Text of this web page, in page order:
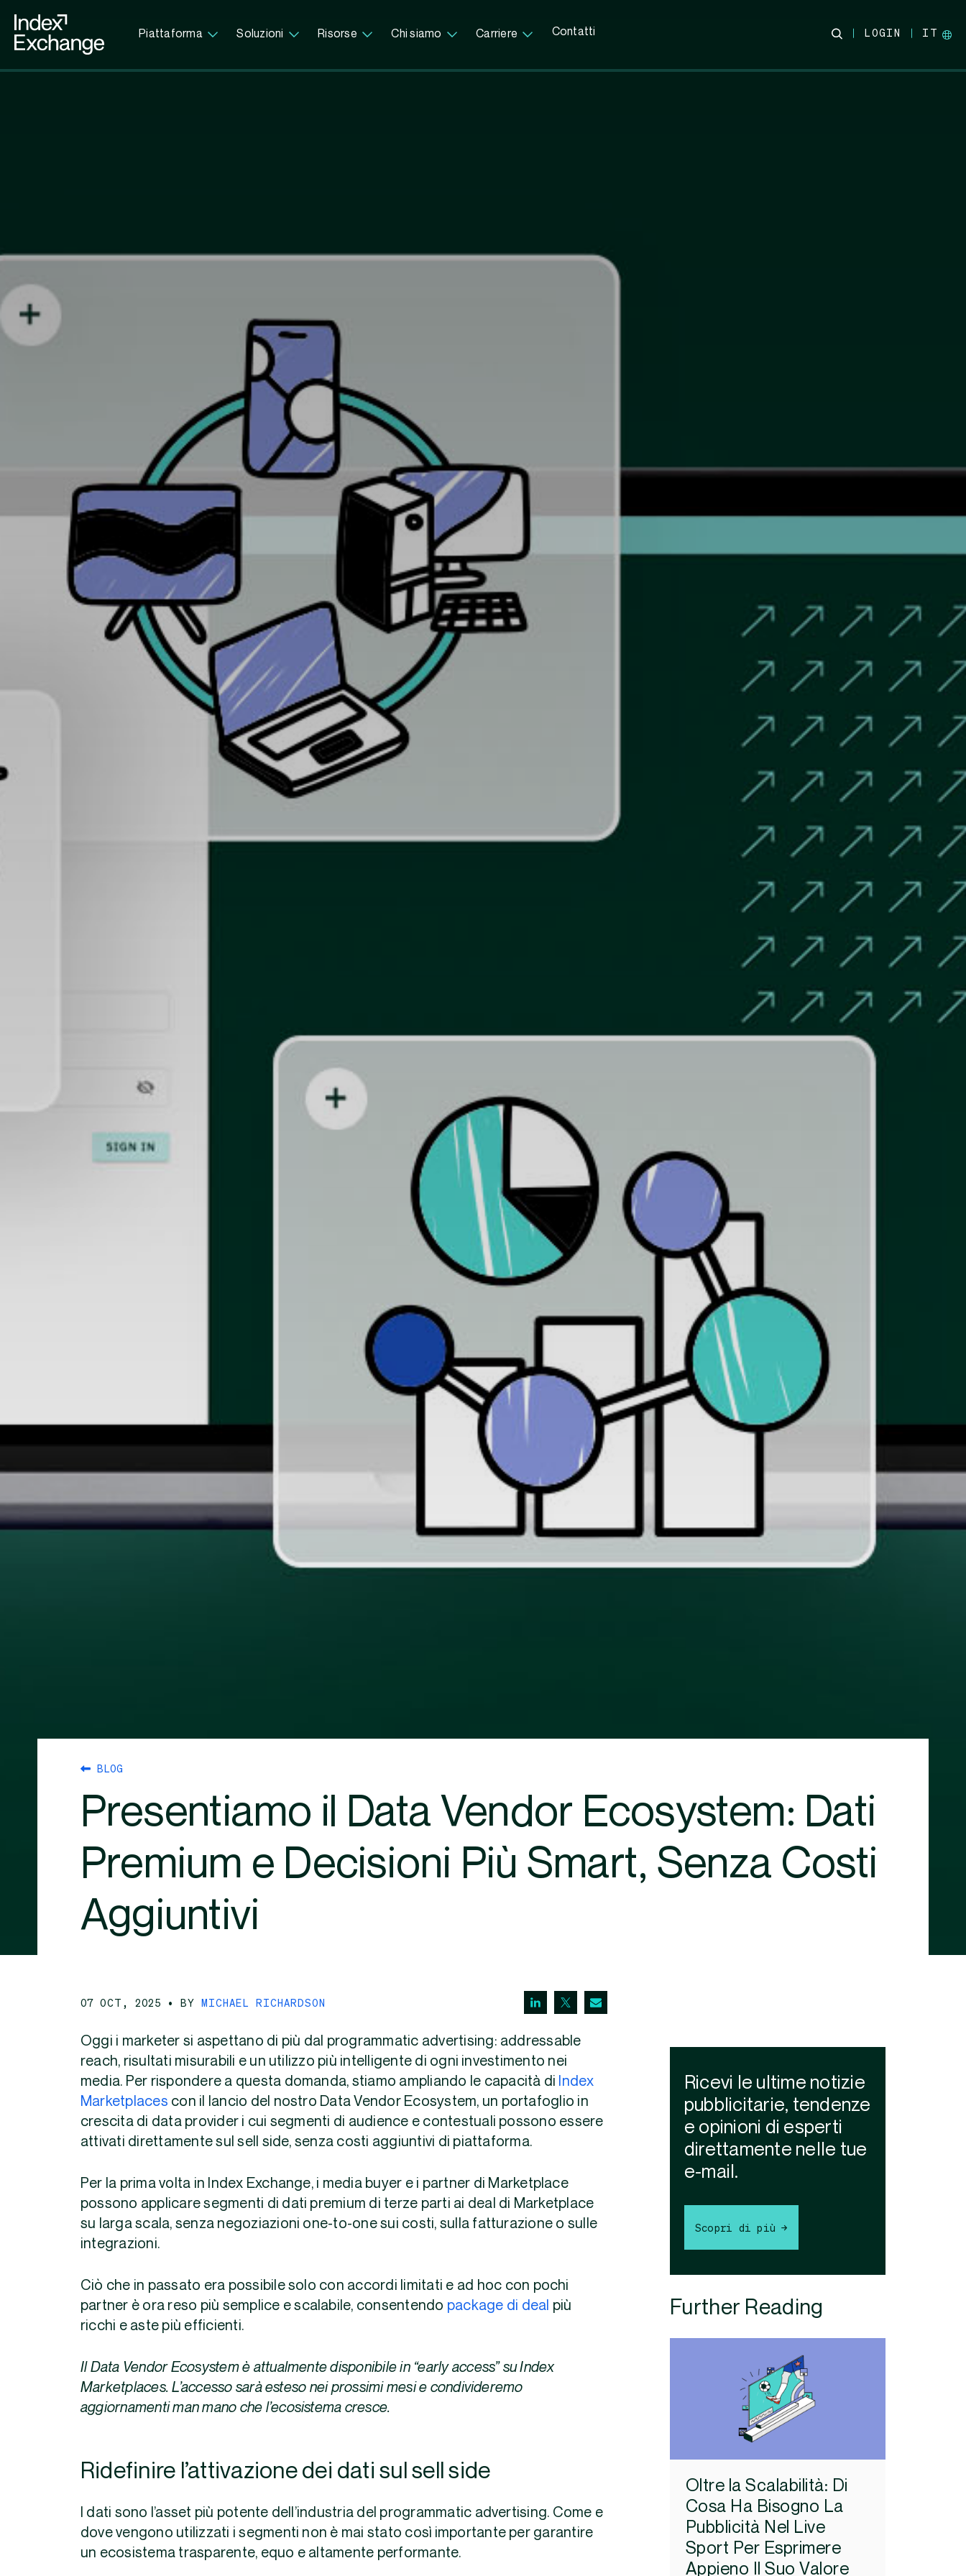
Index Exchange Home page
Piattaforma Soluzioni Risorse Chi siamo Carriere Contatti LOGIN IT
BLOG
Presentiamo il Data Vendor Ecosystem: Dati
Premium e Decisioni Più Smart, Senza Costi
Aggiuntivi
07 OCT, 2025 • BYMICHAEL RICHARDSON
Oggi i marketer si aspettano di più dal programmatic advertising: addressable
reach, risultati misurabili e un utilizzo più intelligente di ogni investimento nei
media. Per rispondere a questa domanda, stiamo ampliando le capacità di Index
Marketplaces con il lancio del nostro Data Vendor Ecosystem, un portafoglio in
crescita di data provider i cui segmenti di audience e contestuali possono essere
attivati direttamente sul sell side, senza costi aggiuntivi di piattaforma.
Per la prima volta in Index Exchange, i media buyer e i partner di Marketplace
possono applicare segmenti di dati premium di terze parti ai deal di Marketplace
su larga scala, senza negoziazioni one-to-one sui costi, sulla fatturazione o sulle
integrazioni.
Ciò che in passato era possibile solo con accordi limitati e ad hoc con pochi
partner è ora reso più semplice e scalabile, consentendo package di deal più
ricchi e aste più efficienti.
Il Data Vendor Ecosystem è attualmente disponibile in “early access” su Index
Marketplaces. L’accesso sarà esteso nei prossimi mesi e condivideremo
aggiornamenti man mano che l’ecosistema cresce.
Ridefinire l’attivazione dei dati sul sell side
I dati sono l’asset più potente dell’industria del programmatic advertising. Come e
dove vengono utilizzati i segmenti non è mai stato così importante per garantire
un ecosistema trasparente, equo e altamente performante.
Ricevi le ultime notizie
pubblicitarie, tendenze
e opinioni di esperti
direttamente nelle tue
e-mail.
Scopri di più →
Further Reading
Oltre la Scalabilità: Di
Cosa Ha Bisogno La
Pubblicità Nel Live
Sport Per Esprimere
Appieno Il Suo Valore